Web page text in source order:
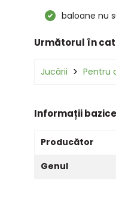
baloane nu
Următorul în
Jucării Pentru
Informații bazice
Producător
Genul